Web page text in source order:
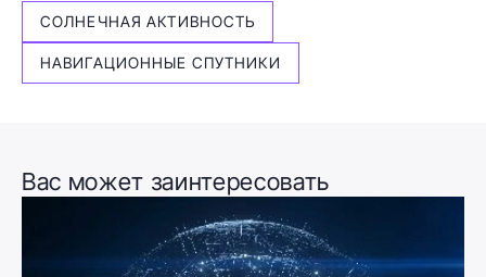
СОЛНЕЧНАЯ АКТИВНОСТЬ
НАВИГАЦИОННЫЕ СПУТНИКИ
Вас может заинтересовать